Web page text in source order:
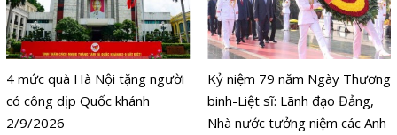
4 mức quà Hà Nội tặng người
có công dịp Quốc khánh
2/9/2026
Kỷ niệm 79 năm Ngày Thương
binh-Liệt sĩ: Lãnh đạo Đảng,
Nhà nước tưởng niệm các Anh